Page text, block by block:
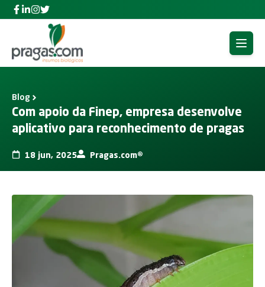
Facebook Pragas.com Insumos Biológicos
Linkedin Pragas.com Insumos Biológicos
Instagram Pragas.com Insumos Biológicos
Twitter Pragas.com Insumos Biológicos
Open
Blog
Com apoio da Finep, empresa desenvolve
aplicativo para reconhecimento de pragas
18 jun, 2025 Pragas.com®